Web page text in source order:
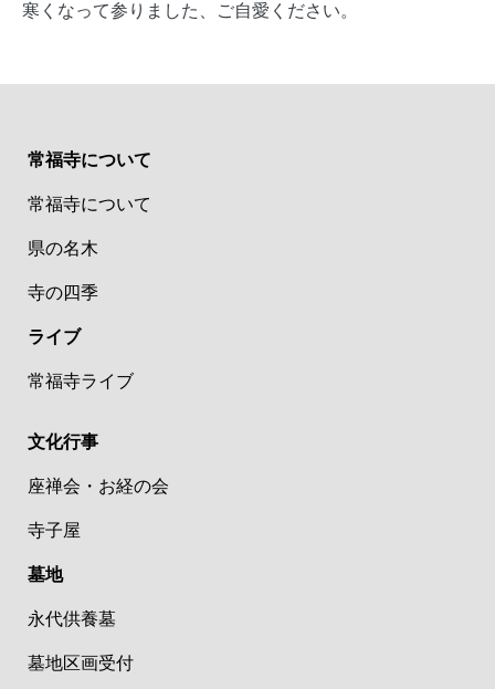
寒くなって参りました、ご自愛ください。
常福寺について
常福寺について
県の名木
寺の四季
ライブ
常福寺ライブ
文化行事
座禅会・お経の会
寺子屋
墓地
永代供養墓
墓地区画受付